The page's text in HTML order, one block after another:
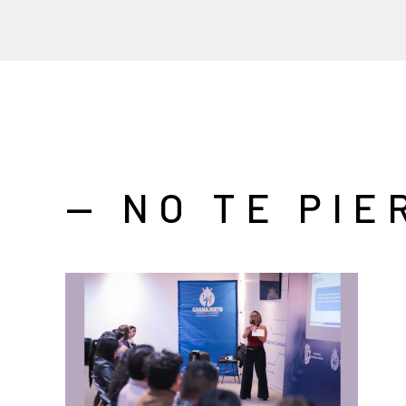
— NO TE